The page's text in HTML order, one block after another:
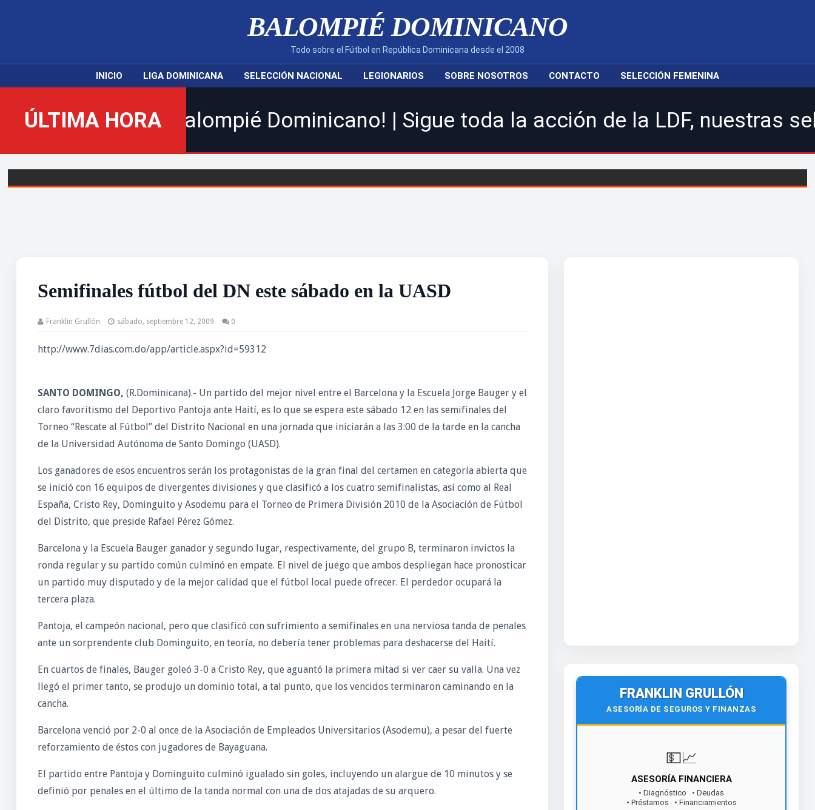
BALOMPIÉ DOMINICANO
Todo sobre el Fútbol en República Dominicana desde el 2008
INICIO LIGA DOMINICANA SELECCIÓN NACIONAL LEGIONARIOS SOBRE NOSOTROS CONTACTO SELECCIÓN FEMENINA
ÚLTIMA HORA
nuevo Balompié Dominicano! | Sigue toda la acción de la LDF, nuestras
Semifinales fútbol del DN este sábado en la UASD
Franklin Grullón sábado, septiembre 12, 2009 0
http://www.7dias.com.do/app/article.aspx?id=59312
SANTO DOMINGO, (R.Dominicana).- Un partido del mejor nivel entre el Barcelona y la Escuela Jorge Bauger y el
claro favoritismo del Deportivo Pantoja ante Haití, es lo que se espera este sábado 12 en las semifinales del
Torneo “Rescate al Fútbol” del Distrito Nacional en una jornada que iniciarán a las 3:00 de la tarde en la cancha
de la Universidad Autónoma de Santo Domingo (UASD).
Los ganadores de esos encuentros serán los protagonistas de la gran final del certamen en categoría abierta que
se inició con 16 equipos de divergentes divisiones y que clasificó a los cuatro semifinalistas, así como al Real
España, Cristo Rey, Dominguito y Asodemu para el Torneo de Primera División 2010 de la Asociación de Fútbol
del Distrito, que preside Rafael Pérez Gómez.
Barcelona y la Escuela Bauger ganador y segundo lugar, respectivamente, del grupo B, terminaron invictos la
ronda regular y su partido común culminó en empate. El nivel de juego que ambos despliegan hace pronosticar
un partido muy disputado y de la mejor calidad que el fútbol local puede ofrecer. El perdedor ocupará la
tercera plaza.
Pantoja, el campeón nacional, pero que clasificó con sufrimiento a semifinales en una nerviosa tanda de penales
ante un sorprendente club Dominguito, en teoría, no debería tener problemas para deshacerse del Haití.
En cuartos de finales, Bauger goleó 3-0 a Cristo Rey, que aguantó la primera mitad si ver caer su valla. Una vez
llegó el primer tanto, se produjo un dominio total, a tal punto, que los vencidos terminaron caminando en la
cancha.
Barcelona venció por 2-0 al once de la Asociación de Empleados Universitarios (Asodemu), a pesar del fuerte
reforzamiento de éstos con jugadores de Bayaguana.
El partido entre Pantoja y Dominguito culminó igualado sin goles, incluyendo un alargue de 10 minutos y se
definió por penales en el último de la tanda normal con una de dos atajadas de su arquero.
FRANKLIN GRULLÓN
ASESORÍA DE SEGUROS Y FINANZAS
💵📈
ASESORÍA FINANCIERA
• Diagnóstico • Deudas
• Préstamos • Financiamientos
¡Contáctanos hoy!